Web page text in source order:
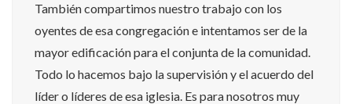
También compartimos nuestro trabajo con los
oyentes de esa congregación e intentamos ser de la
mayor edificación para el conjunta de la comunidad.
Todo lo hacemos bajo la supervisión y el acuerdo del
líder o líderes de esa iglesia. Es para nosotros muy